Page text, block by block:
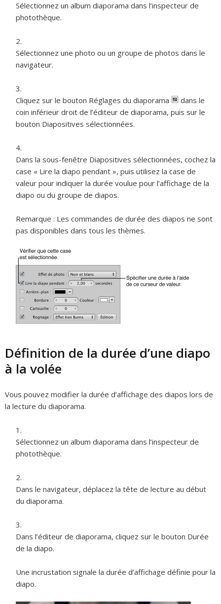
Sélectionnez un album diaporama dans l’inspecteur de
photothèque.
Sélectionnez une photo ou un groupe de photos dans le
navigateur.
Cliquez sur le bouton Réglages du diaporama
dans le
coin inférieur droit de l’éditeur de diaporama, puis sur le
bouton Diapositives sélectionnées.
Dans la sous-fenêtre Diapositives sélectionnées, cochez la
case « Lire la diapo pendant », puis utilisez la case de
valeur pour indiquer la durée voulue pour l’affichage de la
diapo ou du groupe de diapos.
Remarque : Les commandes de durée des diapos ne sont
pas disponibles dans tous les thèmes.
Définition de la durée d’une diapo
à la volée
Vous pouvez modifier la durée d’affichage des diapos lors de
la lecture du diaporama.
Sélectionnez un album diaporama dans l’inspecteur de
photothèque.
Dans le navigateur, déplacez la tête de lecture au début
du diaporama.
Dans l’éditeur de diaporama, cliquez sur le bouton Durée
de la diapo.
Une incrustation signale la durée d’affichage définie pour la
diapo.